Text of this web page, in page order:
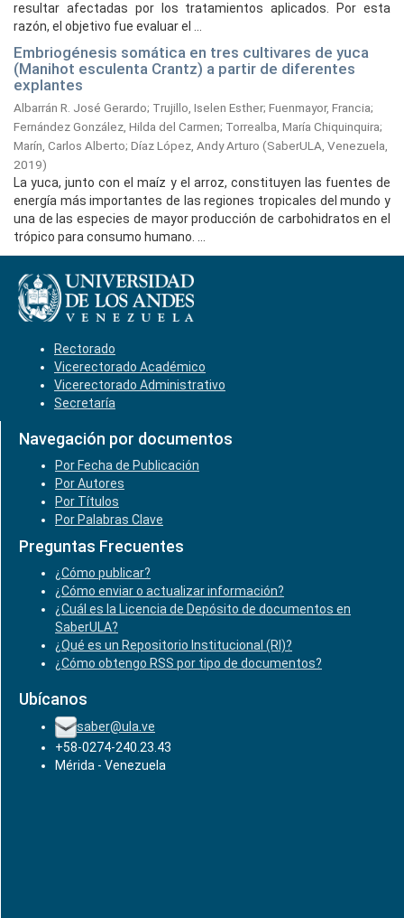
resultar afectadas por los tratamientos aplicados. Por esta
razón, el objetivo fue evaluar el ...
Embriogénesis somática en tres cultivares de yuca
(Manihot esculenta Crantz) a partir de diferentes
explantes
Albarrán R. José Gerardo; Trujillo, Iselen Esther; Fuenmayor, Francia;
Fernández González, Hilda del Carmen; Torrealba, María Chiquinquira;
Marín, Carlos Alberto; Díaz López, Andy Arturo (SaberULA, Venezuela,
2019)
La yuca, junto con el maíz y el arroz, constituyen las fuentes de
energía más importantes de las regiones tropicales del mundo y
una de las especies de mayor producción de carbohidratos en el
trópico para consumo humano. ...
Rectorado
Vicerectorado Académico
Vicerectorado Administrativo
Secretaría
Navegación por documentos
Por Fecha de Publicación
Por Autores
Por Títulos
Por Palabras Clave
Preguntas Frecuentes
¿Cómo publicar?
¿Cómo enviar o actualizar información?
¿Cuál es la Licencia de Depósito de documentos en
SaberULA?
¿Qué es un Repositorio Institucional (RI)?
¿Cómo obtengo RSS por tipo de documentos?
Ubícanos
saber@ula.ve
+58-0274-240.23.43
Mérida - Venezuela